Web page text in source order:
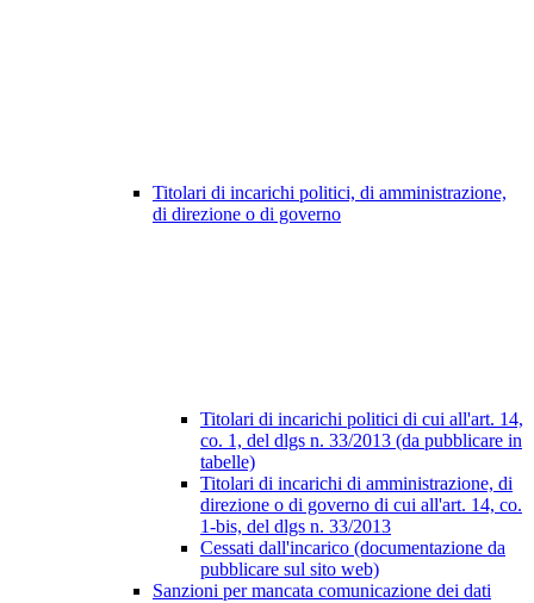
Titolari di incarichi politici, di amministrazione,
di direzione o di governo
Titolari di incarichi politici di cui all'art. 14,
co. 1, del dlgs n. 33/2013 (da pubblicare in
tabelle)
Titolari di incarichi di amministrazione, di
direzione o di governo di cui all'art. 14, co.
1-bis, del dlgs n. 33/2013
Cessati dall'incarico (documentazione da
pubblicare sul sito web)
Sanzioni per mancata comunicazione dei dati